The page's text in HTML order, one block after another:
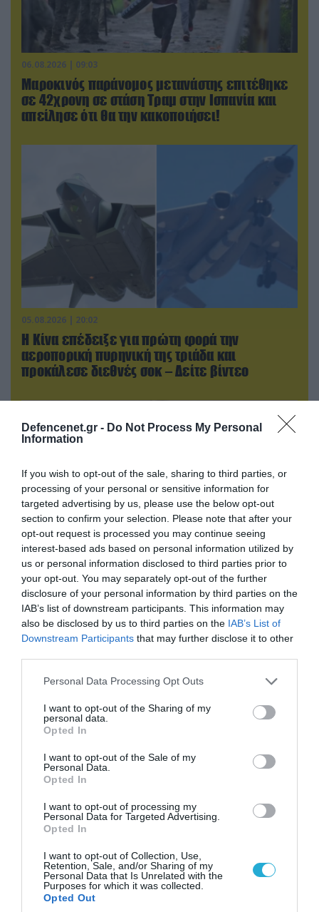
Defencenet.gr - Do Not Process My Personal
Information
If you wish to opt-out of the sale, sharing to third parties, or
processing of your personal or sensitive information for
targeted advertising by us, please use the below opt-out
section to confirm your selection. Please note that after your
opt-out request is processed you may continue seeing
interest-based ads based on personal information utilized by
us or personal information disclosed to third parties prior to
your opt-out. You may separately opt-out of the further
disclosure of your personal information by third parties on the
IAB’s list of downstream participants. This information may
also be disclosed by us to third parties on the IAB’s List of
Downstream Participants that may further disclose it to other
Please note that this website/app uses one or more Google
not limited to your visit or usage behaviour. You may click to
grant or deny consent to Google and its third-party tags to
use your data for below specified purposes in below Google
consent section.
Personal Data Processing Opt Outs
I want to opt-out of the Sharing of my
personal data.
Opted In
I want to opt-out of the Sale of my
Personal Data.
Opted In
I want to opt-out of processing my
Personal Data for Targeted Advertising.
Opted In
I want to opt-out of Collection, Use,
Retention, Sale, and/or Sharing of my
Personal Data that Is Unrelated with the
Purposes for which it was collected.
Opted Out
06.08.2026 | 09:03
Μαροκινός παράνομος μετανάστης επιτέθηκε
σε 42χρονη σε στάση Τραμ στην Ισπανία και
απείλησε ότι θα την κακοποιήσει!
05.08.2026 | 20:02
Η Κίνα επέδειξε για πρώτη φορά την
αεροπορική πυρηνική της τριάδα και
προκάλεσε διεθνές σοκ – Δείτε βίντεο
06.08.2026 | 09:02
ΗΠΑ: Το τελευταίο μήνυμα της μητέρας στον
πρώην σύζυγό της πριν από τη δολοφονία των
4 παιδιών τους – «Έχουν ίωση»
05.08.2026 | 22:02
Αδειάζουν το Κραματόρσκ οι Ουκρανοί:
Έκτακτη εκκένωση στην πόλη μετά την
αιφνιδιαστική προώθηση των Ρώσων (βίντεο)